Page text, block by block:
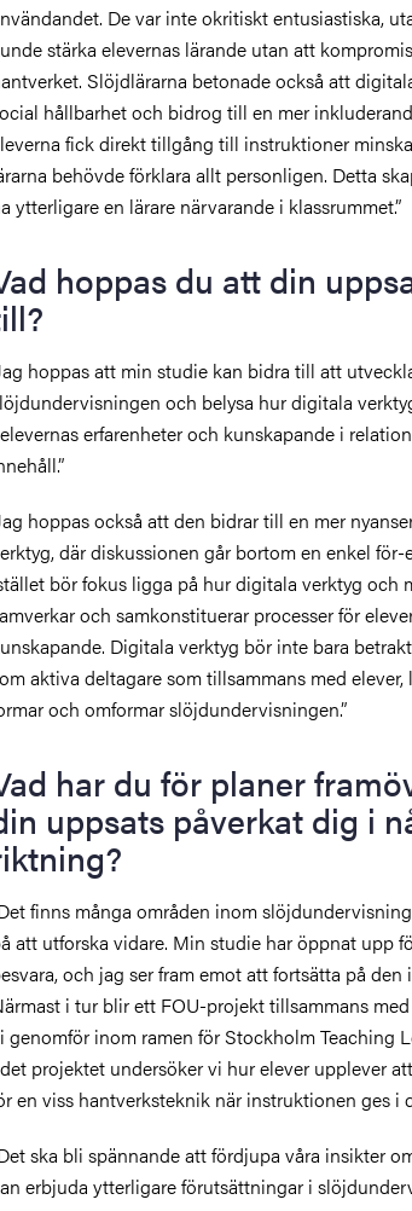
De var inte okritiskt entusiastiska,
stärka elevernas lärande utan att
Slöjdlärarna betonade också att
hållbarhet och bidrog till en mer
fick direkt tillgång till instruktioner
behövde förklara allt personligen. Detta
ytterligare en lärare närvarande i klassrummet.”
hoppas du att din
hoppas att min studie kan bidra till att
och belysa hur digitala
erfarenheter och kunskapande i
hoppas också att den bidrar till en mer
där diskussionen går bortom en enkel för-
bör fokus ligga på hur digitala verktyg och
och samkonstituerar processer för
Digitala verktyg bör inte bara
aktiva deltagare som tillsammans med
och omformar slöjdundervisningen.”
har du för planer
uppsats påverkat dig i
finns många områden inom
att utforska vidare. Min studie har öppnat upp
och jag ser fram emot att fortsätta på den
i tur blir ett FOU-projekt tillsammans
genomför inom ramen för Stockholm Teaching
projektet undersöker vi hur elever upplever
en viss hantverksteknik när instruktionen ges i
ska bli spännande att fördjupa våra insikter
erbjuda ytterligare förutsättningar i